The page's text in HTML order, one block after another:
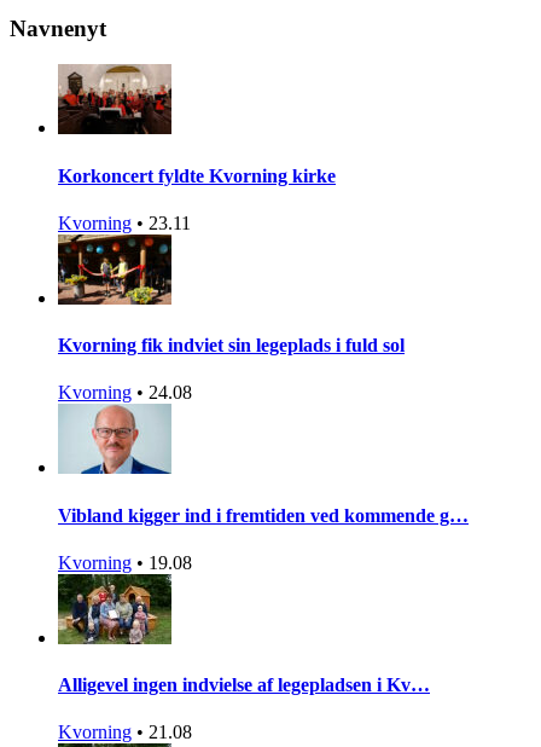
Navnenyt
Korkoncert fyldte Kvorning kirke
Kvorning • 23.11
Kvorning fik indviet sin legeplads i fuld sol
Kvorning • 24.08
Vibland kigger ind i fremtiden ved kommende g…
Kvorning • 19.08
Alligevel ingen indvielse af legepladsen i Kv…
Kvorning • 21.08